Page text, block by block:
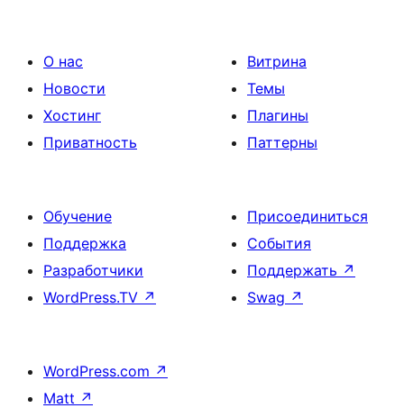
О нас
Новости
Хостинг
Приватность
Витрина
Темы
Плагины
Паттерны
Обучение
Поддержка
Разработчики
WordPress.TV ↗
Присоединиться
События
Поддержать ↗
Swag ↗
WordPress.com ↗
Matt ↗